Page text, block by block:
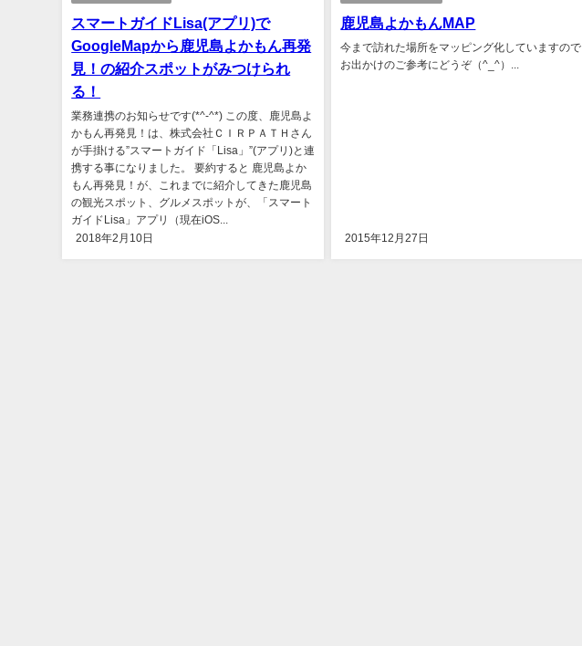
スマートガイドLisa(アプリ)で
GoogleMapから鹿児島よかもん再発
見！の紹介スポットがみつけられ
る！
業務連携のお知らせです(*^-^*) この度、鹿児島よ
かもん再発見！は、株式会社ＣＩＲＰＡＴＨさん
が手掛ける”スマートガイド「Lisa」”(アプリ)と連
携する事になりました。 要約すると 鹿児島よか
もん再発見！が、これまでに紹介してきた鹿児島
の観光スポット、グルメスポットが、「スマート
ガイドLisa」アプリ（現在iOS...
2018年2月10日
鹿児島よかもんMAP
今まで訪れた場所をマッピング化していますので
お出かけのご参考にどうぞ（^_^）...
2015年12月27日